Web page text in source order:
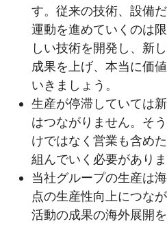
す。従来の技術、設備
運動を進めていくのは
しい技術を開発し、新
成果を上げ、本当に価
いきましょう。
生産が停滞していては
はつながりません。そ
けではなく営業も含め
組んでいく必要がありま
当社グループの生産は
点の生産性向上につな
活動の成果の海外展開